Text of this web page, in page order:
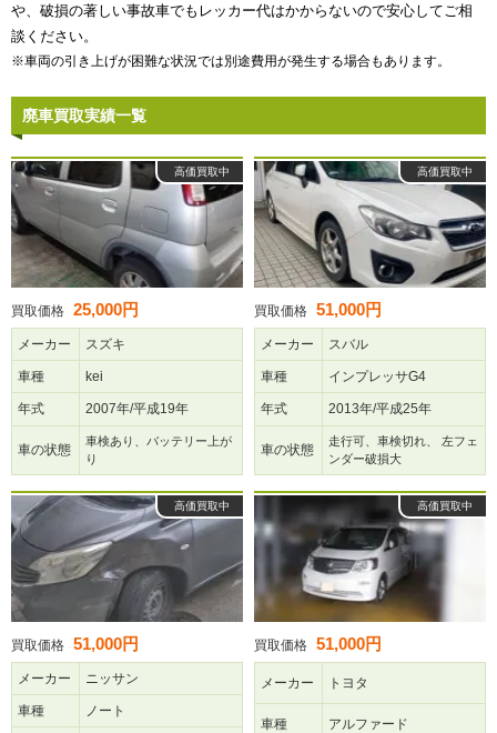
や、破損の著しい事故車でもレッカー代はかからないので安心してご相
談ください。
※車両の引き上げが困難な状況では別途費用が発生する場合もあります。
廃車買取実績一覧
高価買取中
買取価格 25,000円
メーカー スズキ
車種 kei
年式 2007年/平成19年
車の状態
車検あり、バッテリー上が
り
高価買取中
買取価格 51,000円
メーカー スバル
車種 インプレッサG4
年式 2013年/平成25年
車の状態
走行可、車検切れ、 左フェ
ンダー破損大
高価買取中
買取価格 51,000円
メーカー ニッサン
車種 ノート
高価買取中
買取価格 51,000円
メーカー トヨタ
車種 アルファード